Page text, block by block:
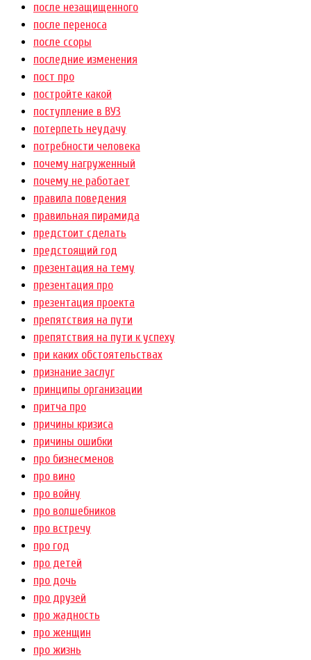
после незащищенного
после переноса
после ссоры
последние изменения
пост про
постройте какой
поступление в ВУЗ
потерпеть неудачу
потребности человека
почему нагруженный
почему не работает
правила поведения
правильная пирамида
предстоит сделать
предстоящий год
презентация на тему
презентация про
презентация проекта
препятствия на пути
препятствия на пути к успеху
при каких обстоятельствах
признание заслуг
принципы организации
притча про
причины кризиса
причины ошибки
про бизнесменов
про вино
про войну
про волшебников
про встречу
про год
про детей
про дочь
про друзей
про жадность
про женщин
про жизнь